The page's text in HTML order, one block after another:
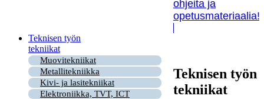
ohjeita ja
opetusmateriaalia!
Teknisen työn
tekniikat
Muovitekniikat
Metallitekniikka
Kivi- ja lasitekniikat
Elektroniikka, TVT, ICT
Teknisen työn
tekniikat